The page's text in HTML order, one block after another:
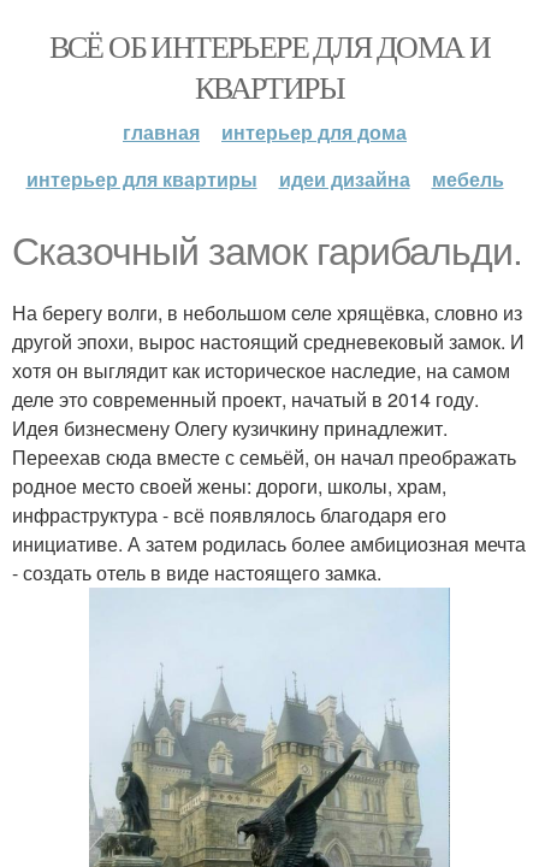
ВСЁ ОБ ИНТЕРЬЕРЕ ДЛЯ ДОМА И
КВАРТИРЫ
главная
интерьер для дома
интерьер для квартиры
идеи дизайна мебель
Сказочный замок гарибальди.
На берегу волги, в небольшом селе хрящёвка, словно из
другой эпохи, вырос настоящий средневековый замок. И
хотя он выглядит как историческое наследие, на самом
деле это современный проект, начатый в 2014 году.
Идея бизнесмену Олегу кузичкину принадлежит.
Переехав сюда вместе с семьёй, он начал преображать
родное место своей жены: дороги, школы, храм,
инфраструктура - всё появлялось благодаря его
инициативе. А затем родилась более амбициозная мечта
- создать отель в виде настоящего замка.